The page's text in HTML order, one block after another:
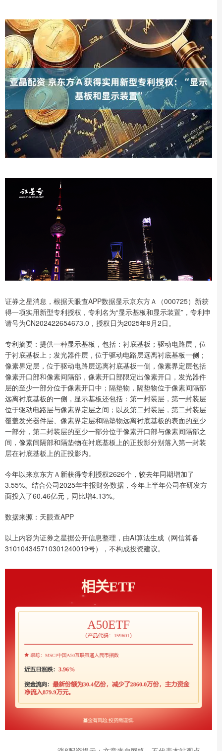
证券之星消息，根据天眼查APP数据显示京东方Ａ（000725）新获
得一项实用新型专利授权，专利名为“显示基板和显示装置”，专利申
请号为CN202422654673.0，授权日为2025年9月2日。
专利摘要：提供一种显示基板，包括：衬底基板；驱动电路层，位
于衬底基板上；发光器件层，位于驱动电路层远离衬底基板一侧；
像素界定层，位于驱动电路层远离衬底基板一侧，像素界定层包括
像素开口部和像素间隔部，像素开口部限定出像素开口，发光器件
层的至少一部分位于像素开口中；隔垫物，隔垫物位于像素间隔部
远离衬底基板的一侧，显示基板还包括：第一封装层，第一封装层
位于驱动电路层与像素界定层之间；以及第二封装层，第二封装层
覆盖发光器件层、像素界定层和隔垫物远离衬底基板的表面的至少
一部分，第二封装层的至少一部分位于像素开口部与像素间隔部之
间，像素间隔部和隔垫物在衬底基板上的正投影分别落入第一封装
层在衬底基板上的正投影内。
今年以来京东方Ａ新获得专利授权2626个，较去年同期增加了
3.55%。结合公司2025年中报财务数据，今年上半年公司在研发方
面投入了60.46亿元，同比增4.13%。
数据来源：天眼查APP
以上内容为证券之星据公开信息整理，由AI算法生成（网信算备
310104345710301240019号），不构成投资建议。